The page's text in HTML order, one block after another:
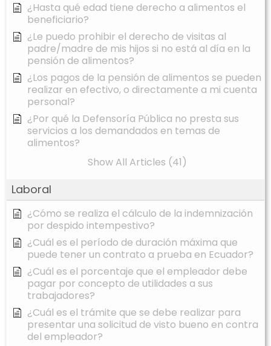
¿Hasta qué edad tiene derecho a alimentos el
beneficiario?
¿Le puedo prohibir el derecho de visitas al
padre/madre de mis hijos si no está al día en la
pensión de alimentos?
¿Los pagos de la pensión de alimentos se pueden
realizar en efectivo, o directamente a mi cuenta
personal?
¿Por qué la Defensoría Pública no presta sus
servicios a los demandados en temas de
alimentos?
Show All Articles (41)
Laboral
¿Cómo se realiza el cálculo de la indemnización
por despido intempestivo?
¿Cuál es el período de duración máxima que
puede tener un contrato a prueba en Ecuador?
¿Cuál es el porcentaje que el empleador debe
pagar por concepto de utilidades a sus
trabajadores?
¿Cuál es el trámite que se debe realizar para
presentar una solicitud de visto bueno en contra
del empleador?